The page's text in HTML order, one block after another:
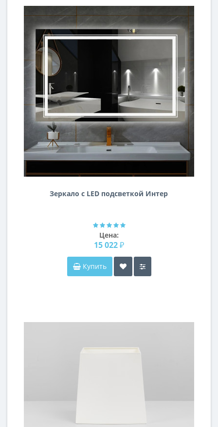
Зеркало с LED подсветкой Интер
Цена:
15 022 ₽
Купить